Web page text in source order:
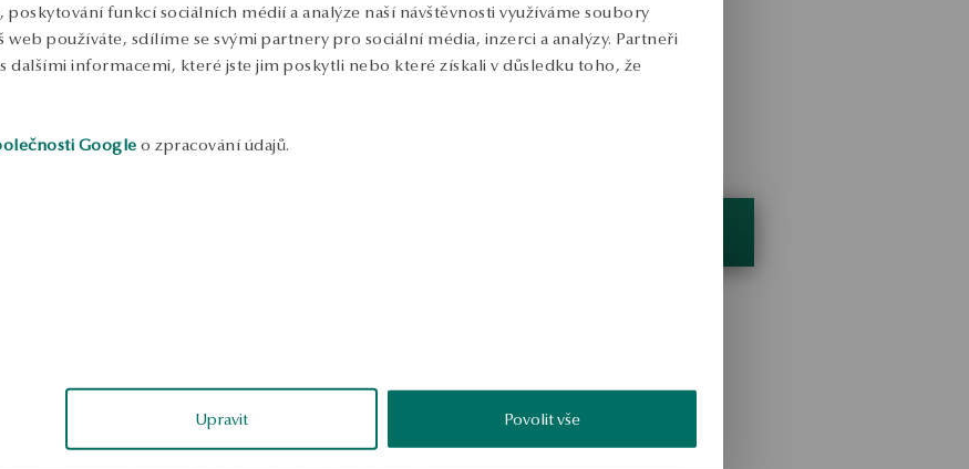
poskytování funkcí sociálních médií a analýze naší návštěvnosti využíváme soubory
používáte, sdílíme se svými partnery pro sociální média, inzerci a analýzy. Partneři
dalšími informacemi, které jste jim poskytli nebo které získali v důsledku toho, že
Google o zpracování údajů.
Upravit Povolit vše
ale jsou
Pevný a neztrácí kvalitu i přes časté
nošení. ANO, náušnice jsou